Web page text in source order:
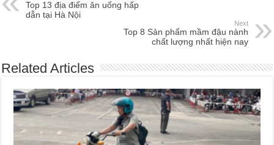
Top 13 địa điểm ăn uống hấp
dẫn tại Hà Nội
Next
Top 8 Sản phẩm mầm đậu nành
chất lượng nhất hiện nay
Related Articles